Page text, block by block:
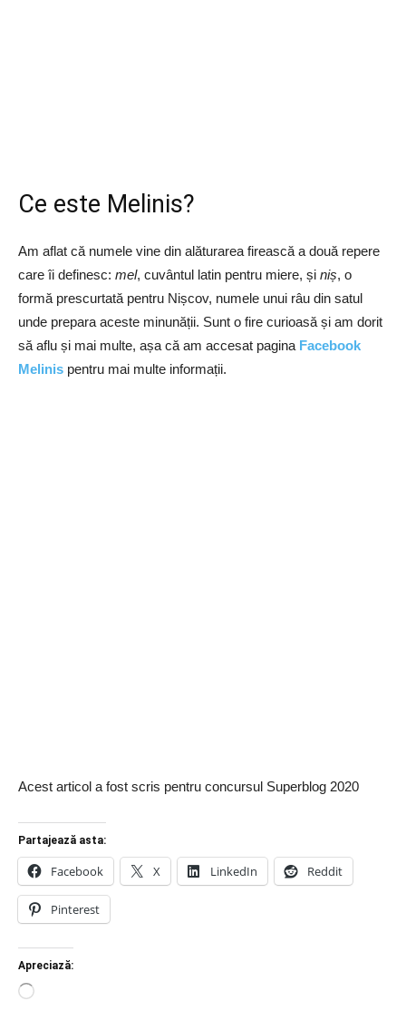
Ce este Melinis?
Am aflat că numele vine din alăturarea firească a două repere
care îi definesc: mel, cuvântul latin pentru miere, și niș, o
formă prescurtată pentru Nișcov, numele unui râu din satul
unde prepara aceste minunății. Sunt o fire curioasă și am dorit
să aflu și mai multe, așa că am accesat pagina Facebook
Melinis pentru mai multe informații.
Acest articol a fost scris pentru concursul Superblog 2020
Partajează asta:
Facebook X LinkedIn Reddit
Pinterest
Apreciază:
Încarc...